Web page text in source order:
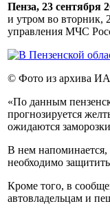
Пенза, 23 сентября
и утром во вторник,
управления МЧС
© Фото из архива ИА
«По данным
прогнозируется
ожидаются
В нем напоминается,
необходимо
Кроме того, в
автовладельцам и